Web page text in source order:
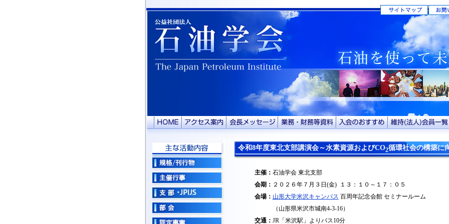
令和8年度東北支部講演会～水素資源およびCO2循環社会の構築に
主催： 石油学会 東北支部
会期： ２０２６年７月３日(金) １３：１０～１７：０５
会場： 山形大学米沢キャンパス 百周年記念会館 セミナールーム
（山形県米沢市城南4-3-16）
交通： JR「米沢駅」よりバス10分